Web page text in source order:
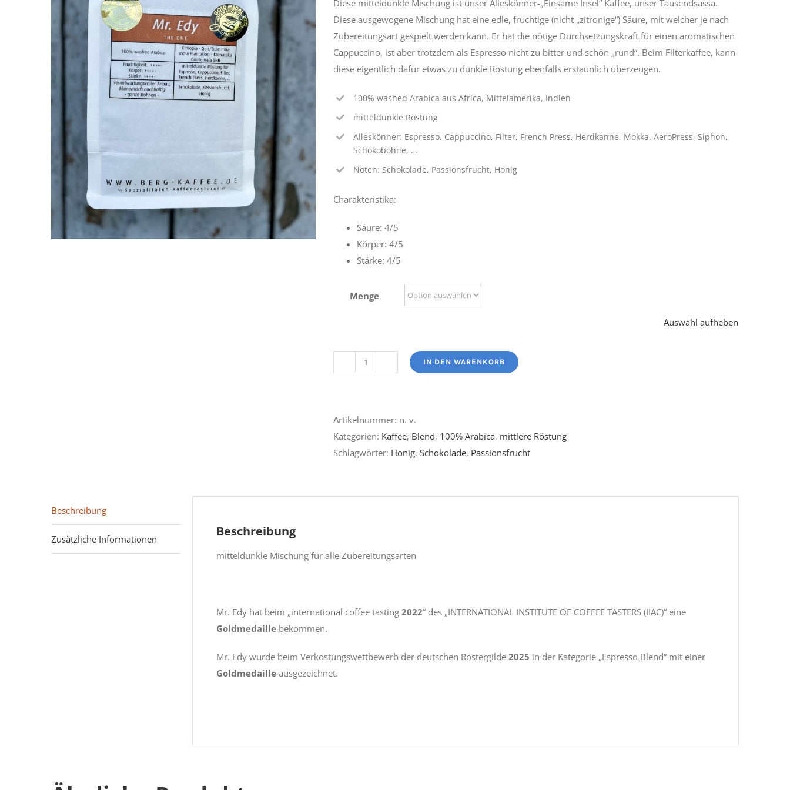
Diese mitteldunkle Mischung ist unser Alleskönner-„Einsame Insel“ Kaffee, unser Tausendsassa.
Diese ausgewogene Mischung hat eine edle, fruchtige (nicht „zitronige“) Säure, mit welcher je nach
Zubereitungsart gespielt werden kann. Er hat die nötige Durchsetzungskraft für einen aromatischen
Cappuccino, ist aber trotzdem als Espresso nicht zu bitter und schön „rund“. Beim Filterkaffee, kann
diese eigentlich dafür etwas zu dunkle Röstung ebenfalls erstaunlich überzeugen.
100% washed Arabica aus Africa, Mittelamerika, Indien
mitteldunkle Röstung
Alleskönner: Espresso, Cappuccino, Filter, French Press, Herdkanne, Mokka, AeroPress, Siphon,
Schokobohne, …
Noten: Schokolade, Passionsfrucht, Honig
Charakteristika:
Säure: 4/5
Körper: 4/5
Stärke: 4/5
Menge
Auswahl aufheben
IN DEN WARENKORB
Artikelnummer: n. v.
Kategorien: Kaffee, Blend, 100% Arabica, mittlere Röstung
Schlagwörter: Honig, Schokolade, Passionsfrucht
Beschreibung
Zusätzliche Informationen Beschreibung
mitteldunkle Mischung für alle Zubereitungsarten
Mr. Edy hat beim „international coffee tasting 2022“ des „INTERNATIONAL INSTITUTE OF COFFEE TASTERS (IIAC)“ eine
Goldmedaille bekommen.
Mr. Edy wurde beim Verkostungswettbewerb der deutschen Röstergilde 2025 in der Kategorie „Espresso Blend“ mit einer
Goldmedaille ausgezeichnet.